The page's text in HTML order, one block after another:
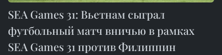
SEA Games 31: Вьетнам сыграл
футбольный матч вничью в рамках
SEA Games 31 против Филиппин